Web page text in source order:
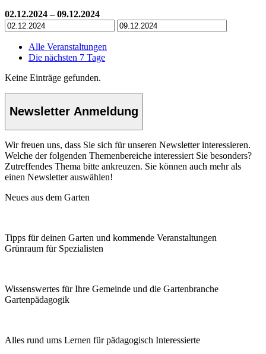
02.12.2024 – 09.12.2024
Alle Veranstaltungen
Die nächsten 7 Tage
Keine Einträge gefunden.
Newsletter Anmeldung
Wir freuen uns, dass Sie sich für unseren Newsletter interessieren.
Welche der folgenden Themenbereiche interessiert Sie besonders?
Zutreffendes Thema bitte ankreuzen. Sie können auch mehr als
einen Newsletter auswählen!
Neues aus dem Garten
Tipps für deinen Garten und kommende Veranstaltungen
Grünraum für Spezialisten
Wissenswertes für Ihre Gemeinde und die Gartenbranche
Garten­pädagogik
Alles rund ums Lernen für pädagogisch Interessierte